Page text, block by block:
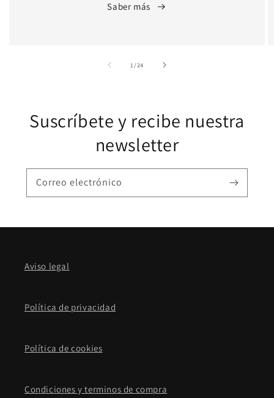
Saber más
1/
de24
Suscríbete y recibe nuestra
newsletter
Correo electrónico
Aviso legal
Política de privacidad
Política de cookies
Condiciones y terminos de compra